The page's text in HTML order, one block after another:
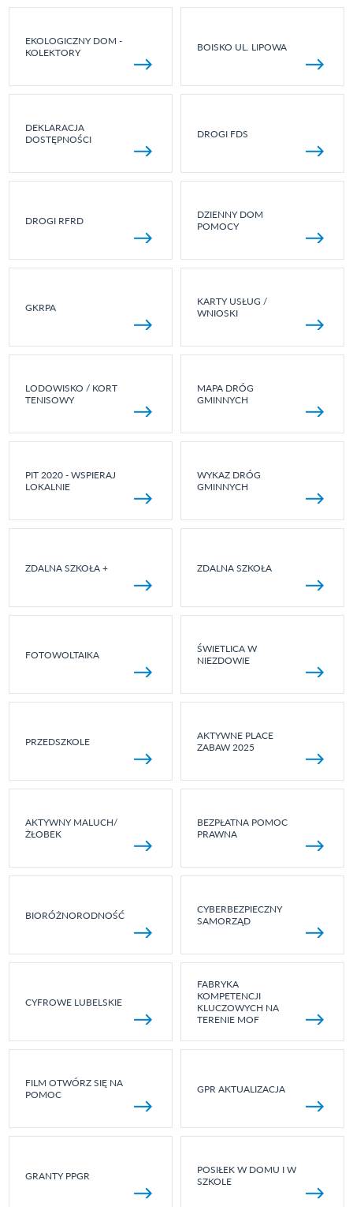
EKOLOGICZNY DOM -
KOLEKTORY
BOISKO UL. LIPOWA
DEKLARACJA
DOSTĘPNOŚCI
DROGI FDS
DROGI RFRD
DZIENNY DOM
POMOCY
GKRPA
KARTY USŁUG /
WNIOSKI
LODOWISKO / KORT
TENISOWY
MAPA DRÓG
GMINNYCH
PIT 2020 - WSPIERAJ
LOKALNIE
WYKAZ DRÓG
GMINNYCH
ZDALNA SZKOŁA + ZDALNA SZKOŁA
FOTOWOLTAIKA
ŚWIETLICA W
NIEZDOWIE
PRZEDSZKOLE
AKTYWNE PLACE
ZABAW 2025
AKTYWNY MALUCH/
ŻŁOBEK
BEZPŁATNA POMOC
PRAWNA
BIORÓŻNORODNOŚĆ
CYBERBEZPIECZNY
SAMORZĄD
CYFROWE LUBELSKIE
FABRYKA
KOMPETENCJI
KLUCZOWYCH NA
TERENIE MOF
FILM OTWÓRZ SIĘ NA
POMOC
GPR AKTUALIZACJA
GRANTY PPGR
POSIŁEK W DOMU I W
SZKOLE